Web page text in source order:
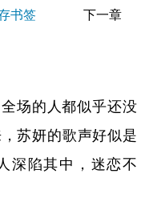
书签 下一章
场的人都似乎还没
苏妍的歌声好似是
深陷其中，迷恋不